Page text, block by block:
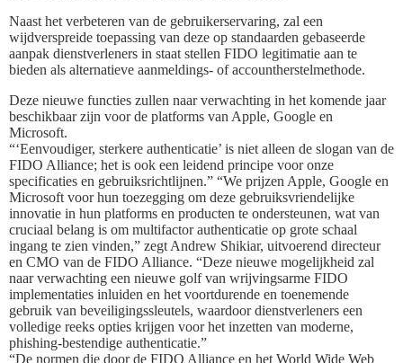
Naast het verbeteren van de gebruikerservaring, zal een
wijdverspreide toepassing van deze op standaarden gebaseerde
aanpak dienstverleners in staat stellen FIDO legitimatie aan te
bieden als alternatieve aanmeldings- of accountherstelmethode.
Deze nieuwe functies zullen naar verwachting in het komende jaar
beschikbaar zijn voor de platforms van Apple, Google en
Microsoft.
“‘Eenvoudiger, sterkere authenticatie’ is niet alleen de slogan van de
FIDO Alliance; het is ook een leidend principe voor onze
specificaties en gebruiksrichtlijnen.” “We prijzen Apple, Google en
Microsoft voor hun toezegging om deze gebruiksvriendelijke
innovatie in hun platforms en producten te ondersteunen, wat van
cruciaal belang is om multifactor authenticatie op grote schaal
ingang te zien vinden,” zegt Andrew Shikiar, uitvoerend directeur
en CMO van de FIDO Alliance. “Deze nieuwe mogelijkheid zal
naar verwachting een nieuwe golf van wrijvingsarme FIDO
implementaties inluiden en het voortdurende en toenemende
gebruik van beveiligingssleutels, waardoor dienstverleners een
volledige reeks opties krijgen voor het inzetten van moderne,
phishing-bestendige authenticatie.”
“De normen die door de FIDO Alliance en het World Wide Web